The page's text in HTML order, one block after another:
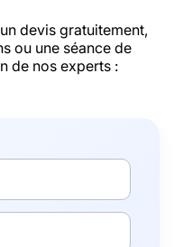
devis gratuitement,
ou une séance de
de nos experts :